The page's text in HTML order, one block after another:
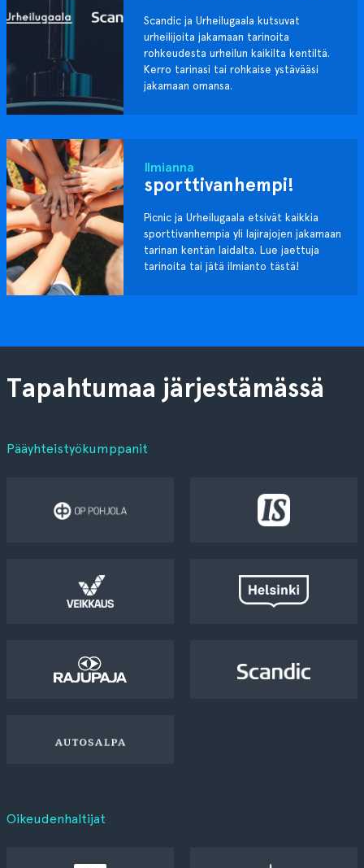
Scandic ja Urheilugaala kutsuvat
urheilijoita jakamaan tarinoita
rohkeudesta urheilun kaikilta kentiltä.
Kerro tarinasi tai rohkaise ystävääsi
jakamaan omansa.
Ilmianna
sporttivanhempi!
Picnic ja Urheilugaala etsivät kaikkia
sporttivanhempia yli lajirajojen jakamaan
tarinan kentän laidalta. Lue jaettuja
tarinoita tai jätä ilmianto tästä!
Tapahtumaa järjestämässä
Pääyhteistyökumppanit
Oikeudenhaltijat